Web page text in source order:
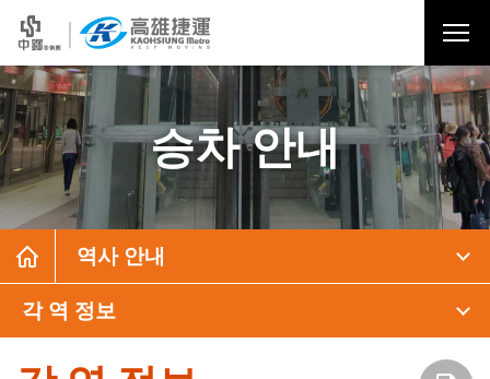
승차 안내
역사 안내
각 역 정보